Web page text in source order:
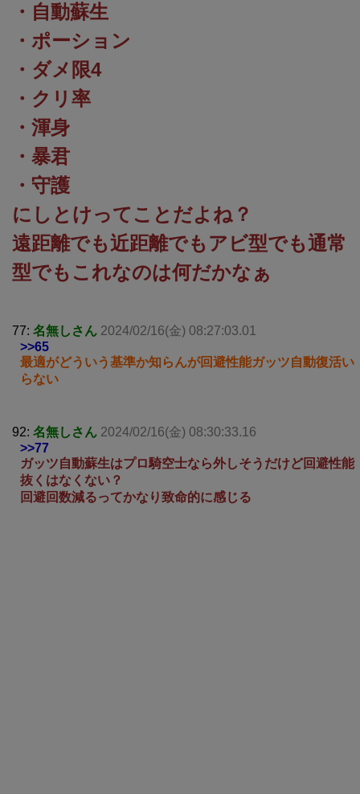
・自動蘇生
・ポーション
・ダメ限4
・クリ率
・渾身
・暴君
・守護
にしとけってことだよね？
遠距離でも近距離でもアビ型でも通常
型でもこれなのは何だかなぁ
77: 名無しさん 2024/02/16(金) 08:27:03.01
>>65
最適がどういう基準か知らんが回避性能ガッツ自動復活い
らない
92: 名無しさん 2024/02/16(金) 08:30:33.16
>>77
ガッツ自動蘇生はプロ騎空士なら外しそうだけど回避性能
抜くはなくない？
回避回数減るってかなり致命的に感じる